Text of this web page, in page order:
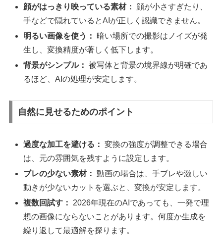
顔がはっきり映っている素材：
顔が小さすぎたり、
手などで隠れているとAIが正しく認識できません。
明るい画像を使う：
暗い場所での撮影はノイズが発
生し、変換精度が著しく低下します。
背景がシンプル： 被写体と背景の境界線が明確であ
るほど、AIの処理が安定します。
自然に見せるためのポイント
過度な加工を避ける： 変換の強度が調整できる場合
は、元の雰囲気を残すように設定します。
ブレの少ない素材： 動画の場合は、手ブレや激しい
動きが少ないカットを選ぶと、変換が安定します。
複数回試す：
2026年現在のAIであっても、一発で理
想の画像にならないことがあります。何度か生成を
繰り返して最適解を探ります。